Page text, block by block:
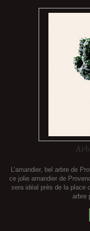
L’amandier, bel arbre de
ce jolie amandier de
sera idéal près de la place
arbre